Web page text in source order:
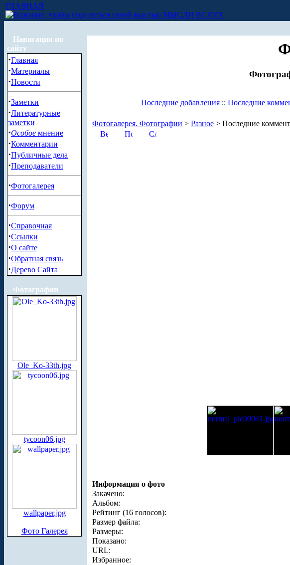
ГЛАВНАЯ
МЫСЛИ ВСЛУХ
Навигация по
сайту
·Главная
·Материалы
·Новости
·Заметки
·Литературные
заметки
·Особое мнение
·Комментарии
·Публичные дела
·Преподаватели
·Фотогалерея
·Форум
·Справочная
·Ссылки
·О сайте
·Обратная связь
·Дерево Сайта
Фотографии
Ole_Ko-33th.jpg
tycoon06.jpg
wallpaper.jpg
Фото Галерея
Последние добавления:: Последние
Фотогалерея. Фотографии > Разное > Последние
Информация о фото
Закачено:
Альбом:
Рейтинг (16 голосов):
Размер файла:
Размеры:
Показано:
URL:
Избранное: